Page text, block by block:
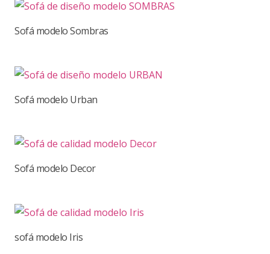
Sofá modelo Sombras
Sofá modelo Urban
Sofá modelo Decor
sofá modelo Iris